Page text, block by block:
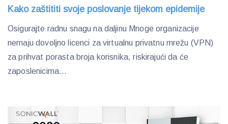
Kako zaštititi svoje poslovanje tijekom epidemije
Osigurajte radnu snagu na daljinu Mnoge organizacije
nemaju dovoljno licenci za virtualnu privatnu mrežu (VPN)
za prihvat porasta broja korisnika, riskirajući da će
zaposlenicima...